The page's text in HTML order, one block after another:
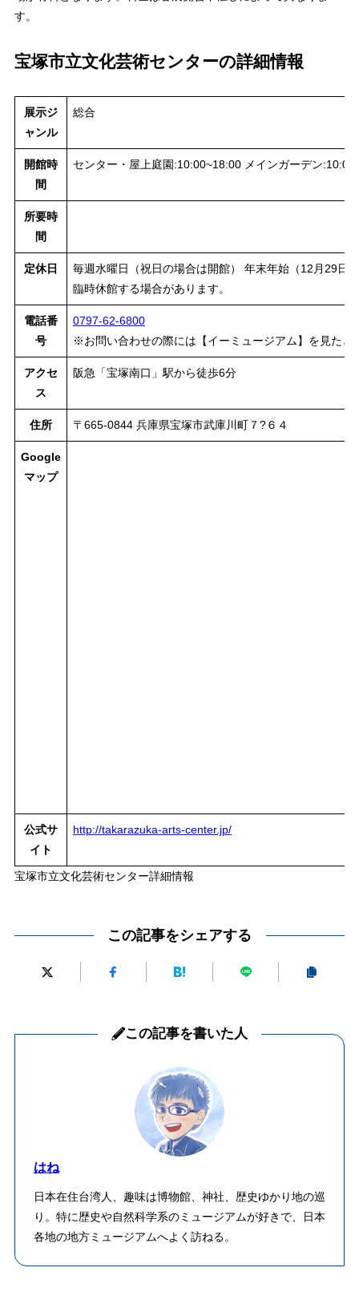
す。
宝塚市立文化芸術センターの詳細情報
展示ジ
ャンル
総合
開館時
間
センター・屋上庭園:10:00~18:00 メインガーデン
所要時
間
定休日
毎週水曜日（祝日の場合は開館） 年末年始（12月29日
臨時休館する場合があります。
電話番
号
0797-62-6800
※お問い合わせの際には【イーミュージアム】を見たと
アクセ
ス
阪急「宝塚南口」駅から徒歩6分
住所 〒665-0844 兵庫県宝塚市武庫川町７?６４
Google
マップ
公式サ
イト
http://takarazuka-arts-center.jp/
宝塚市立文化芸術センター詳細情報
この記事をシェアする
この記事を書いた人
はね
日本在住台湾人、趣味は博物館、神社、歴史ゆかり地の巡
り。特に歴史や自然科学系のミュージアムが好きで、日本
各地の地方ミュージアムへよく訪ねる。